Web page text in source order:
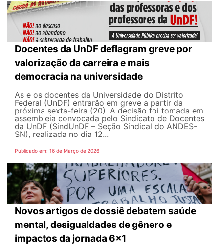
Docentes da UnDF deflagram greve por
valorização da carreira e mais
democracia na universidade
As e os docentes da Universidade do Distrito
Federal (UnDF) entrarão em greve a partir da
próxima sexta-feira (20). A decisão foi tomada em
assembleia convocada pelo Sindicato de Docentes
da UnDF (SindUnDF – Seção Sindical do ANDES-
SN), realizada no dia 12...
Publicado em: 16 de Março de 2026
Novos artigos de dossiê debatem saúde
mental, desigualdades de gênero e
impactos da jornada 6x1